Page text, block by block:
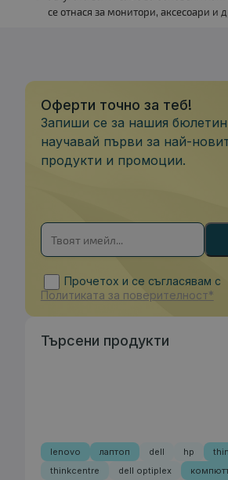
се отнася за монитори, аксесоари и
Оферти точно за теб!
Запиши се за нашия
научавай първи за най-
продукти и промоции.
Прочетох и се съгласявам с
Политиката за поверителност*
Търсени продукти
lenovo лаптоп dell hp
thinkcentre
dell optiplex